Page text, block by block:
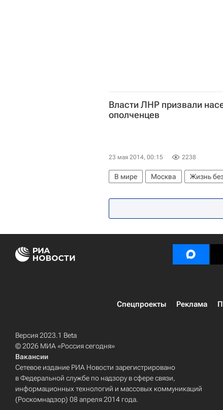
Власти ЛНР призвали
ополченцев
23 мая 2014, 00:15 2238
В мире Москва Жизнь
Спецпроекты
Реклама
Версия 2023.1 Beta
© 2026 МИА «Россия сегодня»
Вакансии
Сетевое издание РИА Новости зарегистрировано
в Федеральной службе по надзору в сфере связи,
информационных технологий и массовых коммуникаций
(Роскомнадзор) 08 апреля 2014 года.